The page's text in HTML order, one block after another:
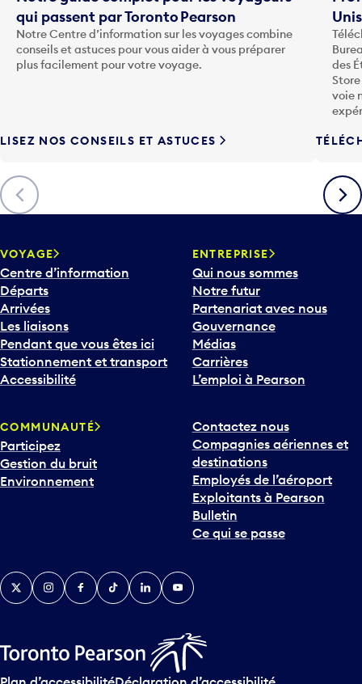
Précédent
qui passent par Toronto Pearson
Notre Centre d’information sur les voyages combine
conseils et astuces pour vous aider à vous préparer
plus facilement pour votre voyage.
LISEZ NOS CONSEILS ET ASTUCES
des
voie
VOYAGE
Centre d’information
Départs
Arrivées
Les liaisons
Pendant que vous êtes ici
Stationnement et transport
Accessibilité
ENTREPRISE
Qui nous sommes
Notre futur
Partenariat avec nous
Gouvernance
Médias
Carrières
L’emploi à Pearson
COMMUNAUTÉ
Participez
Gestion du bruit
Environnement
Contactez nous
Compagnies aériennes et
destinations
Employés de l’aéroport
Exploitants à Pearson
Bulletin
Ce qui se passe
TwitterInstagramFacebook
TikTokLinkedInYouTube